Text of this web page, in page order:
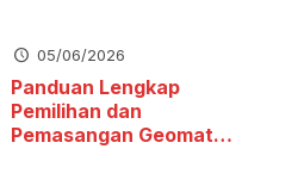
05/06/2026
Panduan Lengkap
Pemilihan dan
Pemasangan Geomat